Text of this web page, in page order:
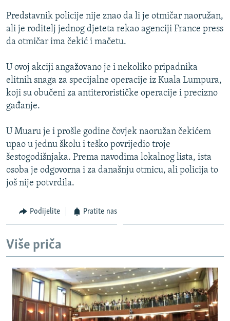
POPLAVE I KLIZIŠTA U BIH 2024.
TV LIBERTY
MOJA EVROPA
TRI DECENIJE OD RATA U BIH
SVE KARTE DEJTONA
Sve RFE/RL stranice
Predstavnik policije nije znao da li je otmičar naoružan,
ali je roditelj jednog djeteta rekao agenciji France press
da otmičar ima čekić i mačetu.
U ovoj akciji angažovano je i nekoliko pripadnika
elitnih snaga za specijalne operacije iz Kuala Lumpura,
koji su obučeni za antiterorističke operacije i precizno
gađanje.
U Muaru je i prošle godine čovjek naoružan čekićem
upao u jednu školu i teško povrijedio troje
šestogodišnjaka. Prema navodima lokalnog lista, ista
osoba je odgovorna i za današnju otmicu, ali policija to
još nije potvrdila.
Podijelite Pratite nas
Više priča